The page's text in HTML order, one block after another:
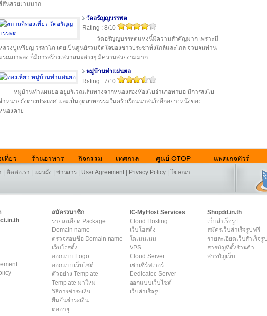
สันสวยงามมาก
วัดอรัญญบรรพต
Rating : 8/10
วัดอรัญญบรรพตแห่งนี้มีความสำคัญมาก เพราะมี
ลวงปู่เหรียญ วรลาโภ เคยเป็นศูนย์รวมจิตใจของชาวประชาทั้งใกล้และไกล จวบจนท่าน
รณภาพลง ก็มีการสร้างเสนาสนะต่างๆ มีความสวยงามมาก
หมู่บ้านทำแผ่นยอ
Rating : 7/10
หมู่บ้านทำแผ่นยอ อยู่บริเวณเส้นทางจากหนองสองห้องไปอำเภอท่าบ่อ มีการส่งไป
จำหน่ายยังต่างประเทศ และเป็นอุตสาหกรรมในครัวเรือนน่าสนใจอีกอย่างหนึ่งของ
นองคาย
ที่ยว ร้านอาหาร กิจกรรม เทศกาล ศูนย์ OTOP แพคเกจทัวร์
ติดต่อเรา แผนผัง ข่าวสาร User Agreement| Privacy Policy โฆษณา
สมัครสมาชิก
รายละเอียด Package
Domain name
ตรวจสอบชื่อ Domain name
เว็บโฮสติ้ง
ออกแบบ Logo
ออกแบบเว็บไซต์
ตัวอย่าง Template
Template มาใหม่
วิธีการชำระเงิน
ยืนยันชำระเงิน
ต่ออายุ
IC-MyHost Services
Cloud Hosting
เว็บโฮสติ้ง
โดเมนเนม
VPS
Cloud Server
เช่าเซิร์ฟเวอร์
Dedicated Server
ออกแบบเว็บไซต์
เว็บสำเร็จรูป
Shopdd.in.th
เว็บสำเร็จรูป
สมัครเว็บสำเร็จรูปฟรี
รายละเอียดเว็บสำเร็จรูป
สารบัญที่ตั้งร้านค้า
สารบัญเว็บ